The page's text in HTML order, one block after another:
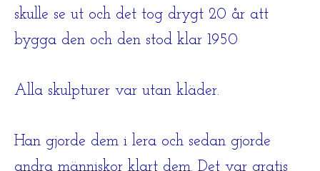
skulle se ut och det tog drygt 20 år att
bygga den och den stod klar 1950
Alla skulpturer var utan kläder.
Han gjorde dem i lera och sedan gjorde
andra människor klart dem. Det var gratis